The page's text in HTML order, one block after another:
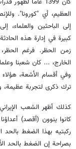
العظيم، أي "كورونا".
إلى الباحثين والعلماء،
كبيرة في إدارة هذه
زمن الحظر. فرغم
الخارج، ... كان شعبنا
وفي أقسام الأشعة، هؤلاء
ترك ذكرى لتجربة عظيمة،
كذلك أظهر الشعب
كانوا ينوون (أقصد)
ركبتيه بهذا الضغط بالحد
بصراحة إن الضغط بالحد